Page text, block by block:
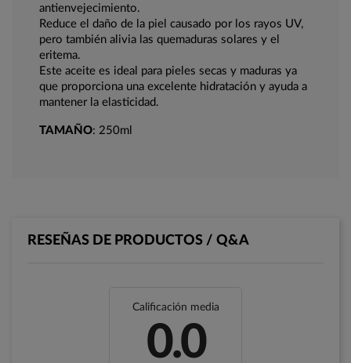
antienvejecimiento.
Reduce el daño de la piel causado por los rayos UV,
pero también alivia las quemaduras solares y el
eritema.
Este aceite es ideal para pieles secas y maduras ya
que proporciona una excelente hidratación y ayuda a
mantener la elasticidad.
TAMAÑO: 250ml
RESEÑAS DE PRODUCTOS / Q&A
Calificación media
0.0